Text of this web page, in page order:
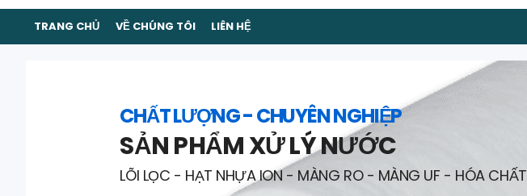
TRANG CHỦ VỀ CHÚNG TÔI LIÊN HỆ
CHẤT LƯỢNG - CHUYÊN NGHIỆP
SẢN PHẨM XỬ LÝ NƯỚC
LÕI LỌC - HẠT NHỰA ION - MÀNG RO - MÀNG UF - HÓA CHẤT